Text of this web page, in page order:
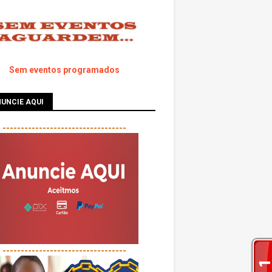
Sem eventos programados
AQUI
----------------------------------
----------------------------------